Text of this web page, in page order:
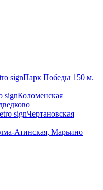
Парк Победы 150 м.
Коломенская
Чертановская
Атинская, Марьино